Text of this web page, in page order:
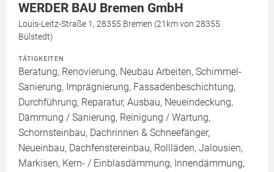
WERDER BAU Bremen GmbH
Louis-Leitz-Straße 1, 28355 Bremen (21km von 28355
Bülstedt)
TÄTIGKEITEN
Beratung, Renovierung, Neubau Arbeiten, Schimmel-
Sanierung, Imprägnierung, Fassadenbeschichtung,
Durchführung, Reparatur, Ausbau, Neueindeckung,
Dämmung / Sanierung, Reinigung / Wartung,
Schornsteinbau, Dachrinnen & Schneefänger,
Neueinbau, Dachfenstereinbau, Rollläden, Jalousien,
Markisen, Kern- / Einblasdämmung, Innendämmung,